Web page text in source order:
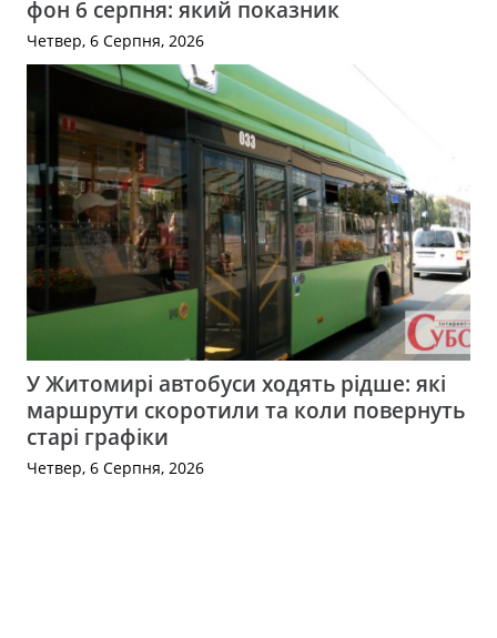
фон 6 серпня: який показник
Четвер, 6 Серпня, 2026
У Житомирі автобуси ходять рідше: які
маршрути скоротили та коли повернуть
старі графіки
Четвер, 6 Серпня, 2026